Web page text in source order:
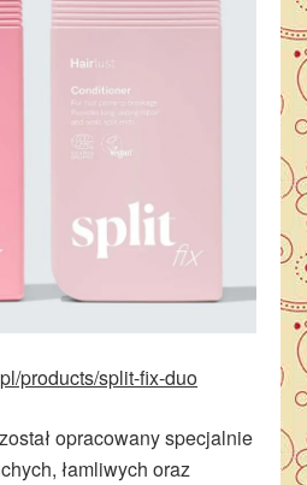
products/split-fix-duo
opracowany specjalnie
łamliwych oraz